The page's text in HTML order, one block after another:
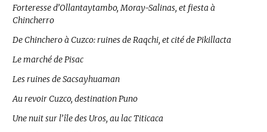
Forteresse d’Ollantaytambo, Moray-Salinas, et fiesta à
Chincherro
De Chinchero à Cuzco: ruines de Raqchi, et cité de Pikillacta
Le marché de Pisac
Les ruines de Sacsayhuaman
Au revoir Cuzco, destination Puno
Une nuit sur l’île des Uros, au lac Titicaca